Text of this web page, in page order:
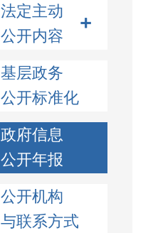
法定主动
公开内容
基层政务
公开标准化
政府信息
公开年报
公开机构
与联系方式